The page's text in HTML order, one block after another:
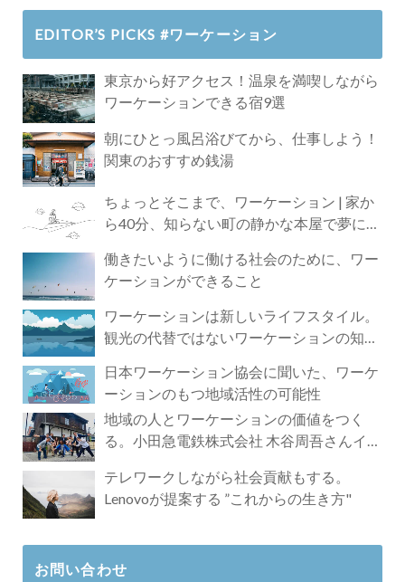
EDITOR’S PICKS #ワーケーション
東京から好アクセス！温泉を満喫しながら
ワーケーションできる宿9選
朝にひとっ風呂浴びてから、仕事しよう！
関東のおすすめ銭湯
ちょっとそこまで、ワーケーション | 家か
ら40分、知らない町の静かな本屋で夢に近
働きたいように働ける社会のために、ワー
ケーションができること
ワーケーションは新しいライフスタイル。
観光の代替ではないワーケーションの知ら
日本ワーケーション協会に聞いた、ワーケ
ーションのもつ地域活性の可能性
地域の人とワーケーションの価値をつく
る。小田急電鉄株式会社 木谷周吾さんイン
テレワークしながら社会貢献もする。
Lenovoが提案する ”これからの生き方"
お問い合わせ